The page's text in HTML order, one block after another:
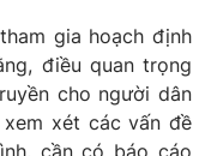
gia hoạch định
điều quan trọng
cho người dân
xét các vấn đề
cần có báo cáo